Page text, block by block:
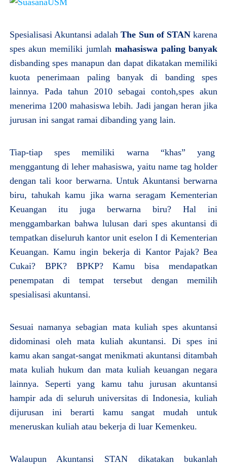
Spesialisasi Akuntansi adalahThe Sun of STAN karena
spes akun memiliki jumlah mahasiswa paling banyak
disbanding spes manapun dan dapat dikatakan memiliki
kuota penerimaan paling banyak di banding spes
lainnya. Pada tahun 2010 sebagai contoh,spes akun
menerima 1200 mahasiswa lebih. Jadi jangan heran jika
jurusan ini sangat ramai dibanding yang lain.
Tiap-tiap spes memiliki warna “khas” yang
menggantung di leher mahasiswa, yaitu name tag holder
dengan tali koor berwarna. Untuk Akuntansi berwarna
biru, tahukah kamu jika warna seragam Kementerian
Keuangan itu juga berwarna biru? Hal ini
menggambarkan bahwa lulusan dari spes akuntansi di
tempatkan diseluruh kantor unit eselon I di Kementerian
Keuangan. Kamu ingin bekerja di Kantor Pajak? Bea
Cukai? BPK? BPKP? Kamu bisa mendapatkan
penempatan di tempat tersebut dengan memilih
spesialisasi akuntansi.
Sesuai namanya sebagian mata kuliah spes akuntansi
didominasi oleh mata kuliah akuntansi. Di spes ini
kamu akan sangat-sangat menikmati akuntansi ditambah
mata kuliah hukum dan mata kuliah keuangan negara
lainnya. Seperti yang kamu tahu jurusan akuntansi
hampir ada di seluruh universitas di Indonesia, kuliah
dijurusan ini berarti kamu sangat mudah untuk
meneruskan kuliah atau bekerja di luar Kemenkeu.
Walaupun Akuntansi STAN dikatakan bukanlah